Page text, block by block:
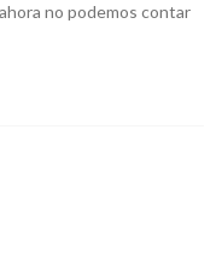
no podemos contar